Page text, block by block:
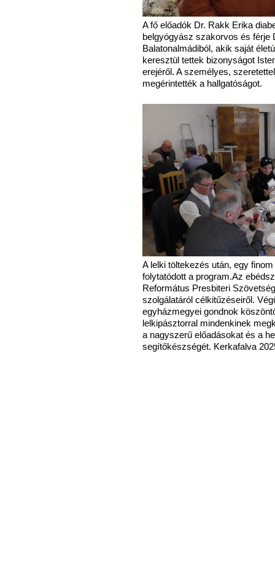
A fő előadók Dr. Rakk Erika
belgyógyász szakorvos és férje
Balatonalmádiból, akik saját
keresztül tettek bizonyságot
erejéről. A személyes,
megérintették a hallgatóságot.
A lelki töltekezés után, egy
folytatódott a program.Az
Református Presbiteri
szolgálatáról célkitűzéseiről.
egyházmegyei gondnok
lelkipásztorral mindenkinek
a nagyszerű előadásokat és a
segítőkészségét. Kerkafalva